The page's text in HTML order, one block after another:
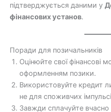
підтверджується даними у
фінансових установ.
Поради для позичальників
Оцінюйте свої фінансові
оформленням позики.
Використовуйте кредит
не для споживчих
Завжди сплачуйте